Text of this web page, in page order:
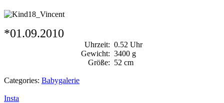
*01.09.2010
Uhrzeit: 0.52 Uhr
Gewicht: 3400 g
Größe: 52 cm
Categories: Babygalerie
Insta